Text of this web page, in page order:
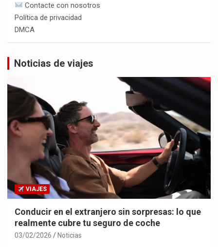
Contacte con nosotros
Política de privacidad
DMCA
Noticias de viajes
VIAJES
Conducir en el extranjero sin sorpresas: lo que
realmente cubre tu seguro de coche
03/02/2026 Noticias